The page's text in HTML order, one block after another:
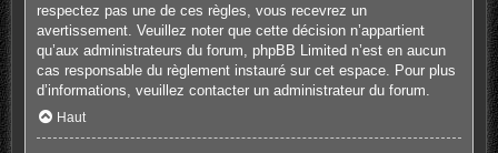
respectez pas une de ces règles, vous recevrez un
avertissement. Veuillez noter que cette décision n’appartient
qu’aux administrateurs du forum, phpBB Limited n’est en aucun
cas responsable du règlement instauré sur cet espace. Pour plus
d’informations, veuillez contacter un administrateur du forum.
Haut